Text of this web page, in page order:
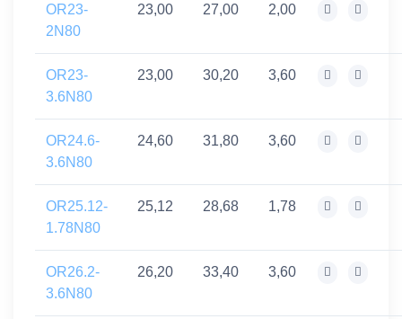
OR23-
2N80
23,00 27,00 2,00
OR23-
3.6N80
23,00 30,20 3,60
OR24.6-
3.6N80
24,60 31,80 3,60
OR25.12-
1.78N80
25,12 28,68 1,78
OR26.2-
3.6N80
26,20 33,40 3,60